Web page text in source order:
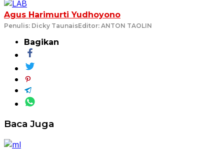
Agus Harimurti Yudhoyono
Penulis: Dicky TaunaisEditor: ANTON TAOLIN
Bagikan
Baca Juga